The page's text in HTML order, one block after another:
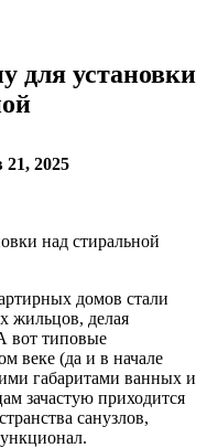
для установки
2025
домов стали
жильцов, делая
вот типовые
веке (да и в начале
габаритами ванных и
зачастую приходится
санузлов,